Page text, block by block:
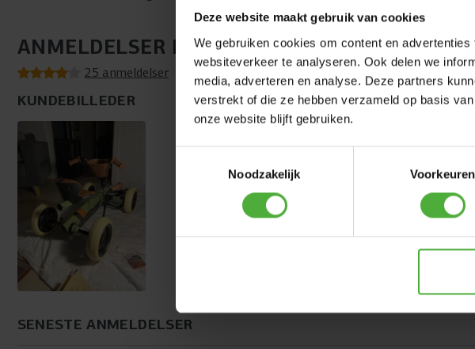
Deze website maakt gebruik van cookies
We gebruiken cookies om content en
websiteverkeer te analyseren. Ook delen we
media, adverteren en analyse. Deze partners
verstrekt of die ze hebben verzameld op basis
onze website blijft gebruiken.
Noodzakelijk
Voorkeuren
ANMELDELSER BERG BUZZY 2-IN-1
25 anmeldelser
KUNDEBILLEDER
SENESTE ANMELDELSER